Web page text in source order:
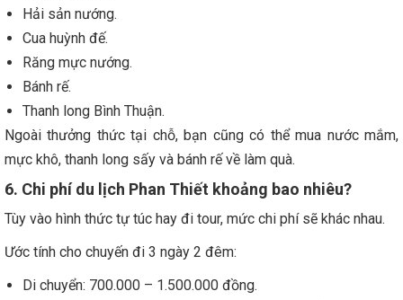
Hải sản nướng.
Cua huỳnh đế.
Răng mực nướng.
Bánh rế.
Thanh long Bình Thuận.
Ngoài thưởng thức tại chỗ, bạn cũng có thể mua nước mắm,
mực khô, thanh long sấy và bánh rế về làm quà.
6. Chi phí du lịch Phan Thiết khoảng bao nhiêu?
Tùy vào hình thức tự túc hay đi tour, mức chi phí sẽ khác nhau.
Ước tính cho chuyến đi 3 ngày 2 đêm:
Di chuyển: 700.000 – 1.500.000 đồng.